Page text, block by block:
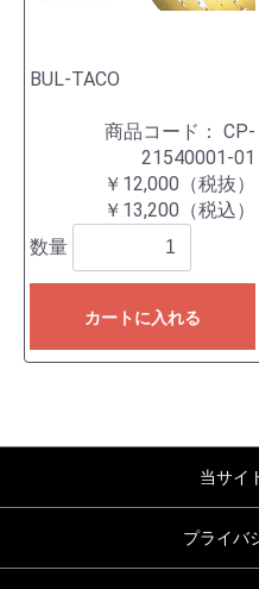
BUL-TACO
商品コード： CP-
21540001-01
￥12,000（税抜）
￥13,200（税込）
数量
カートに入れる
当サイ
プライバ